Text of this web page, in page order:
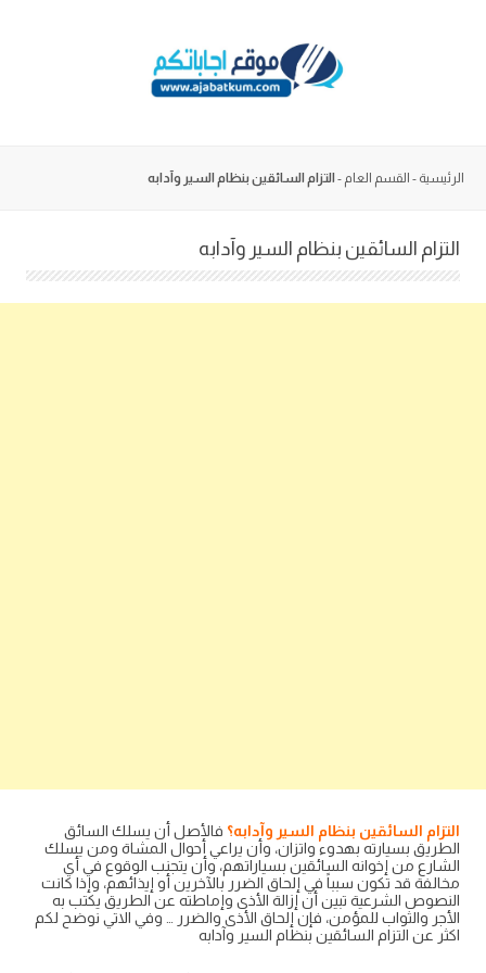
الرئيسية - القسم العام - التزام السائقين بنظام السير وآدابه
التزام السائقين بنظام السير وآدابه
التزام السائقين بنظام السير وآدابه؟ فالأصل أن يسلك السائق
الطريق بسيارته بهدوء واتزان، وأن يراعي أحوال المشاة ومن يسلك
الشارع من إخوانه السائقين بسياراتهم، وأن يتجنب الوقوع في أي
مخالفة قد تكون سبباً في إلحاق الضرر بالآخرين أو إيذائهم، وإذا كانت
النصوص الشرعية تبين أن إزالة الأذى وإماطته عن الطريق يكتب به
الأجر والثواب للمؤمن، فإن إلحاق الأذى والضرر … وفي الاتي نوضح لكم
اكثر عن التزام السائقين بنظام السير وآدابه